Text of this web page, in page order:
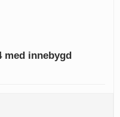
med innebygd